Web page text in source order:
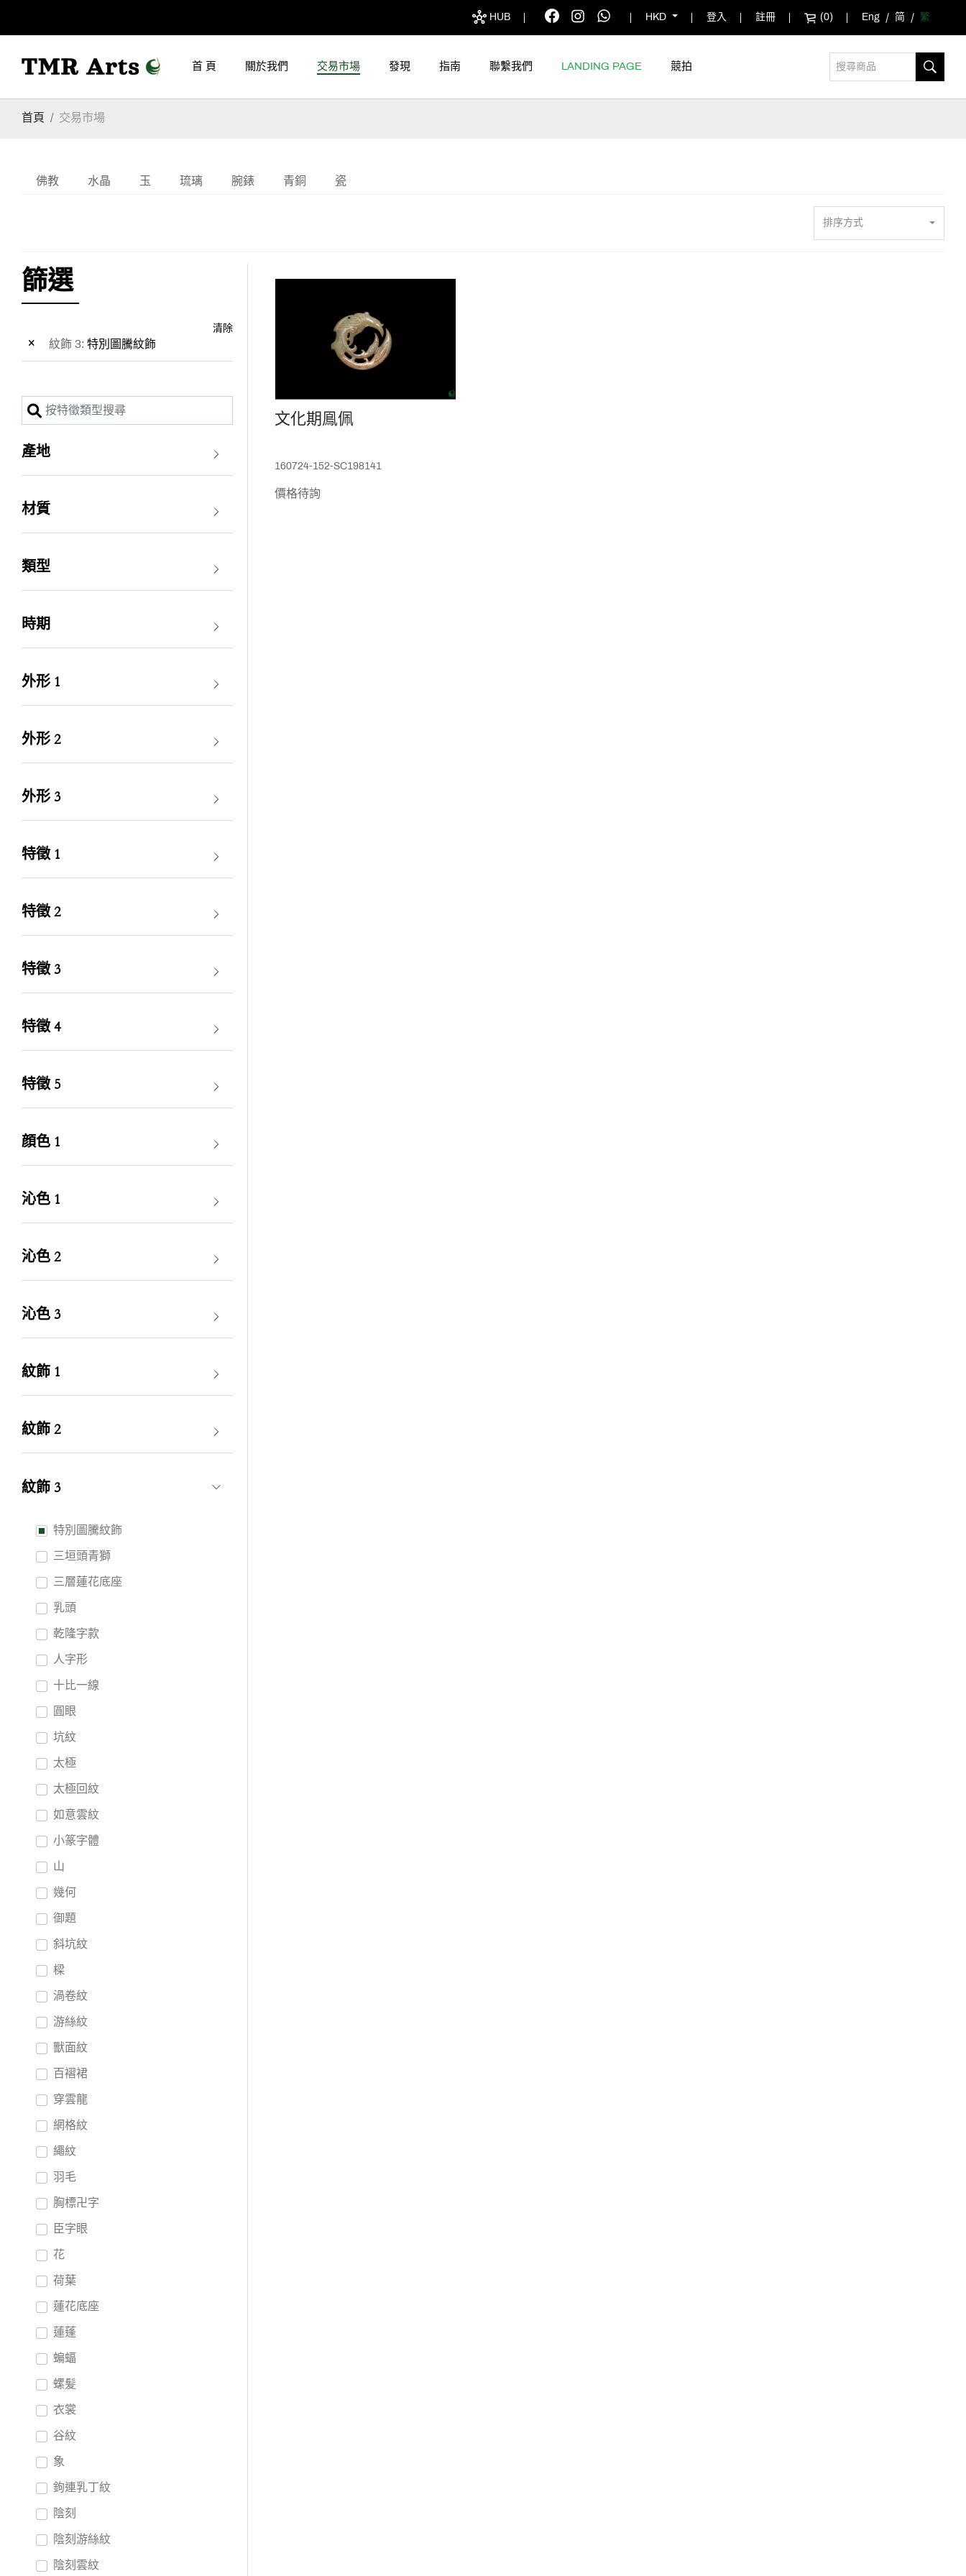
HUB HKD 登入 註冊 (0) Eng 简 繁
首 頁 關於我們 交易市場 發現 指南 聯繫我們 LANDING PAGE 競拍
首頁 交易市場
佛教 水晶 玉 琉璃 腕錶 青銅 瓷
排序方式
篩選
清除
紋飾 3: 特別圖騰紋飾
產地
材質
類型
時期
外形 1
外形 2
外形 3
特徵 1
特徵 2
特徵 3
特徵 4
特徵 5
顔色 1
沁色 1
沁色 2
沁色 3
紋飾 1
紋飾 2
紋飾 3
特別圖騰紋飾
三垣頭青獅
三層蓮花底座
乳頭
乾隆字款
人字形
十比一線
圓眼
坑紋
太極
太極回紋
如意雲紋
小篆字體
山
幾何
御題
斜坑紋
樑
渦卷紋
游絲紋
獸面紋
百褶裙
穿雲龍
網格紋
繩紋
羽毛
胸標卍字
臣字眼
花
荷葉
蓮花底座
蓮蓬
蝙蝠
螺髪
衣裳
谷紋
象
鉤連乳丁紋
陰刻
陰刻游絲紋
陰刻雲紋
文化期鳯佩
160724-152-SC198141
價格待詢